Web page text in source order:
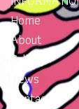
Home
About
Gallery
News
Contacts